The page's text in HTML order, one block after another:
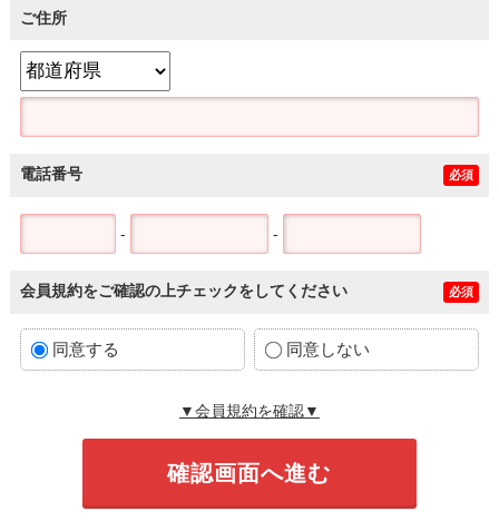
ご住所
電話番号 必須
- -
会員規約をご確認の上チェックをしてください 必須
同意する 同意しない
▼会員規約を確認▼